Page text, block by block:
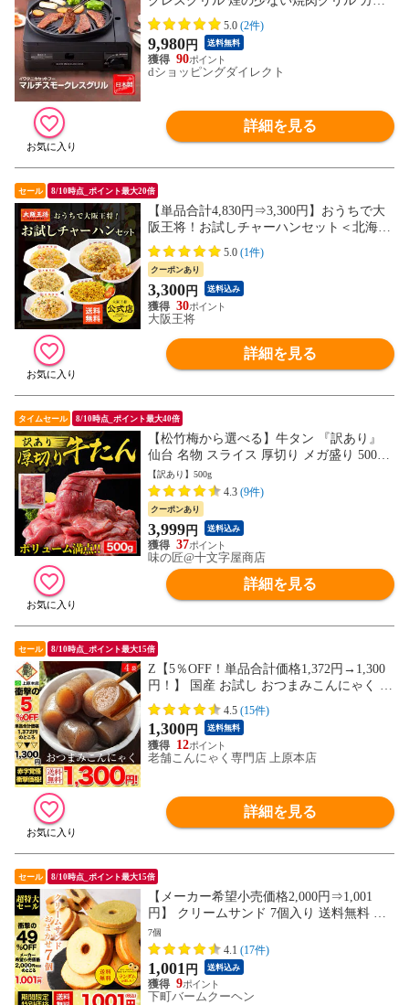
ットコンロ 日本製 イワタニ iwatani ブラッ
ク CB-MSG-1
5.0 (2件)
9,980円 送料無料
90
dショッピングダイレクト
詳細を見る
セール 8/10時点_ポイント最大20倍
【単品合計4,830円⇒3,300円】おうちで大
阪王将！お試しチャーハンセット＜北海
道・沖縄は別途追加送料＞送料無料 冷凍食
品 通販 チャーハン 炒飯 ごはん 米 お米 お
取り寄せ 中華 大容量 まとめ買い 仕送り
レンチン 簡単調理 備蓄
5.0 (1件)
クーポンあり
3,300円 送料込み
30
大阪王将
詳細を見る
タイムセール 8/10時点_ポイント最大40倍
【松竹梅から選べる】牛タン 『訳あり』
仙台 名物 スライス 厚切り メガ盛り 500g
牛たん 切り落とし 赤身 形不揃い 熟成仕込
み バーベキュー 肉 BBQ 宮城 タン中 タン
先 お取り寄せグルメ 在庫処分 焼肉 プレゼ
ント 業務用
【訳あり】500g
4.3 (9件)
クーポンあり
3,999円 送料込み
37
味の匠@十文字屋商店
詳細を見る
セール 8/10時点_ポイント最大15倍
Z【5％OFF！単品合計価格1,372円→1,300
円！】 国産 お試し おつまみこんにゃく 4
袋 おかず 食品 こんにゃく おつまみ お試
し おつまみセット つまみセット ダイエッ
ト フード ダイエット食品 低糖質 送料無料
食品 家庭用 当店のイチオシ お買得品
4.5 (15件)
1,300円 送料無料
12
老舗こんにゃく専門店 上原本店
詳細を見る
セール 8/10時点_ポイント最大15倍
【メーカー希望小売価格2,000円⇒1,001
円】 クリームサンド 7個入り 送料無料 メ
ール便 バームクーヘン バウムクーヘン お
やつ かわいい スイーツ お菓子 お取り寄せ
7個
4.1 (17件)
1,001 円 送料込み
9
下町バームクーヘン